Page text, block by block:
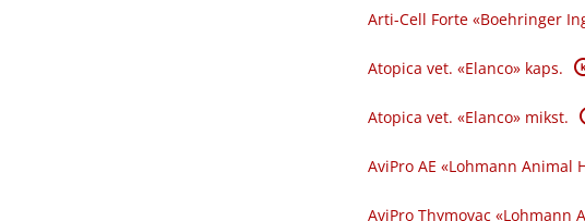
Arti-Cell Forte «Boehringer
Atopica vet. «Elanco» kaps. K
Atopica vet. «Elanco» mikst.
AviPro AE «Lohmann
AviPro Thymovac